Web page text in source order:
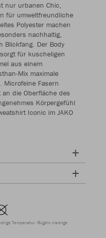
nur urbanen Chic,
für umweltfreundliche
Polyester machen
nachhaltig,
Blickfang. Der Body
für kuscheligen
aus einem
Mix maximale
Microfeine Fasern
die Oberfläche des
Körpergefühl
Iconic im JAKO
Temperatur Bügeln niedrige